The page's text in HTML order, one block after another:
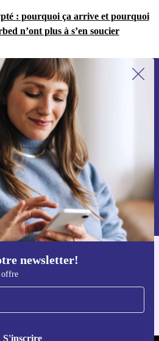
: pourquoi ça arrive et pourquoi
n’ont plus à s’en soucier
newsletter!
offre
S'inscrire
offres et infos de refurbed
plus aucune offre.
S'inscrire
l'utilisation des données personnelles
.
l'application refurbed
Android